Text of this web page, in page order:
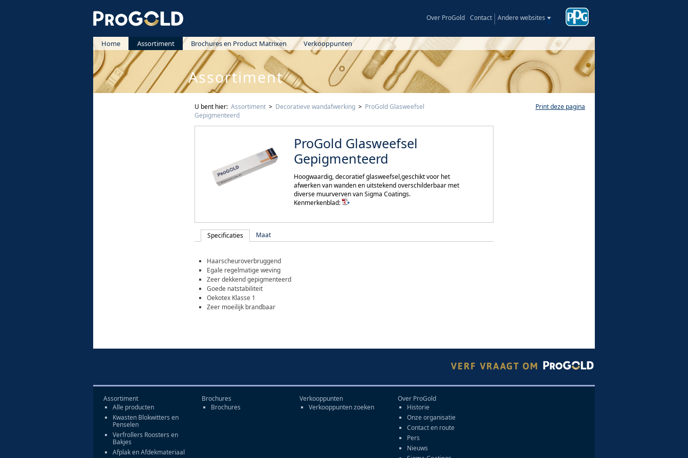
Over ProGold Contact
Andere websites
Vedined
Home
Assortiment
Productgroepen
Kwasten, blokwitters -en penselen
Verfrollers
Roosters, emmers en bakjes
Afplak-en afdekmateriaal
Persoonlijke beschermingsmiddelen
Decoratieve wandafwerking
Brochures en Product Matrixen Verkooppunten
Assortiment
U bent hier: Assortiment > Decoratieve wandafwerking > ProGold Glasweefsel
Gepigmenteerd
ProGold Glasweefsel
Gepigmenteerd
Hoogwaardig, decoratief glasweefsel,geschikt voor het
afwerken van wanden en uitstekend overschilderbaar met
diverse muurverven van Sigma Coatings.
Kenmerkenblad:
Specificaties Maat
Haarscheuroverbruggend
Egale regelmatige weving
Zeer dekkend gepigmenteerd
Goede natstabiliteit
Oekotex Klasse 1
Zeer moeilijk brandbaar
Print deze pagina
Assortiment
Alle producten
Kwasten Blokwitters en
Penselen
Verfrollers Roosters en
Bakjes
Afplak en Afdekmateriaal
Brochures
Brochures
Verkooppunten
Verkooppunten zoeken
Over ProGold
Historie
Onze organisatie
Contact en route
Pers
Nieuws